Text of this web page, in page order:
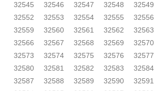
32545
32546 32547 32548 32549
32552
32553 32554 32555 32556
32559
32560 32561 32562 32563
32566
32567 32568 32569 32570
32573
32574 32575 32576 32577
32580
32581 32582 32583 32584
32587
32588 32589 32590 32591